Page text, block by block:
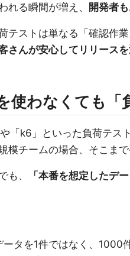
れる瞬間が増え、 開発者
テストは単なる「確認作業
さんが安心してリリース
使わなくても「
「k6」といった負荷テス
模チームの場合、そこま
も、 「本番を想定したデ
ータを1件ではなく、1000